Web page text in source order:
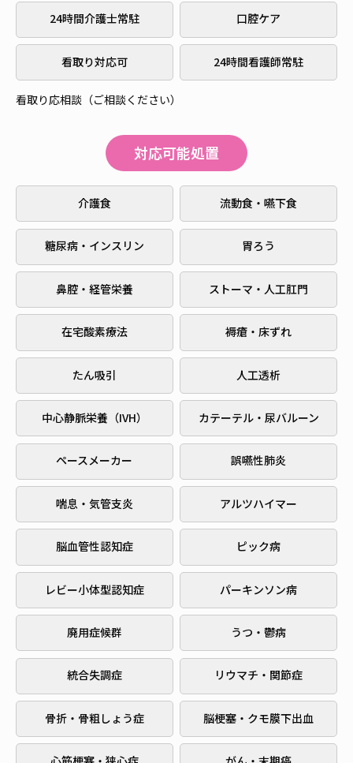
24時間介護士常駐 口腔ケア
看取り対応可 24時間看護師常駐
看取り応相談（ご相談ください）
対応可能処置
介護食 流動食・嚥下食
糖尿病・インスリン 胃ろう
鼻腔・経管栄養 ストーマ・人工肛門
在宅酸素療法 褥瘡・床ずれ
たん吸引 人工透析
中心静脈栄養（IVH） カテーテル・尿バルーン
ペースメーカー 誤嚥性肺炎
喘息・気管支炎 アルツハイマー
脳血管性認知症 ピック病
レビー小体型認知症 パーキンソン病
廃用症候群 うつ・鬱病
統合失調症 リウマチ・関節症
骨折・骨粗しょう症 脳梗塞・クモ膜下出血